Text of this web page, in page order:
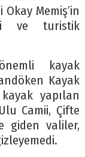
Memiş’in
ve turistik
kayak
Kayak
yapılan
Camii, Çifte
giden valiler,